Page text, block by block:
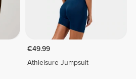
€49.99
Athleisure Jumpsuit